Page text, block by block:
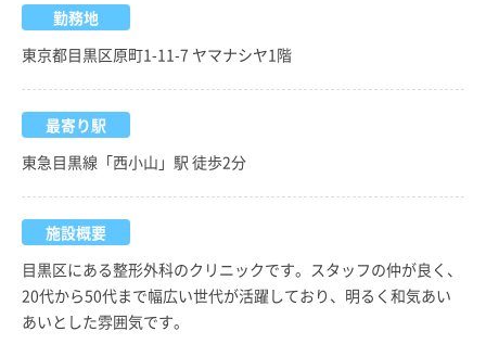
勤務地
東京都目黒区原町1-11-7 ヤマナシヤ1階
最寄り駅
東急目黒線「西小山」駅 徒歩2分
施設概要
目黒区にある整形外科のクリニックです。スタッフの仲が良く、
20代から50代まで幅広い世代が活躍しており、明るく和気あい
あいとした雰囲気です。